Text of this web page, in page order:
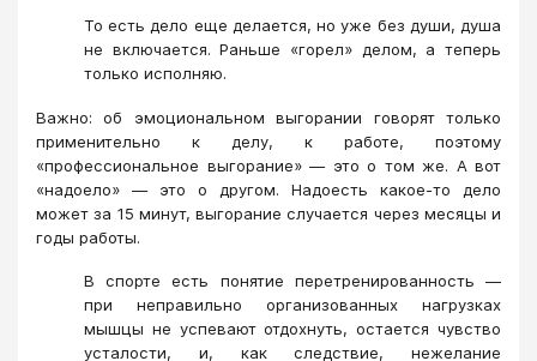
То есть дело еще делается, но уже без души, душа
не включается. Раньше «горел» делом, а теперь
только исполняю.
Важно: об эмоциональном выгорании говорят только
применительно к делу, к работе, поэтому
«профессиональное выгорание» — это о том же. А вот
«надоело» — это о другом. Надоесть какое-то дело
может за 15 минут, выгорание случается через месяцы и
годы работы.
В спорте есть понятие перетренированность —
при неправильно организованных нагрузках
мышцы не успевают отдохнуть, остается чувство
усталости, и, как следствие, нежелание